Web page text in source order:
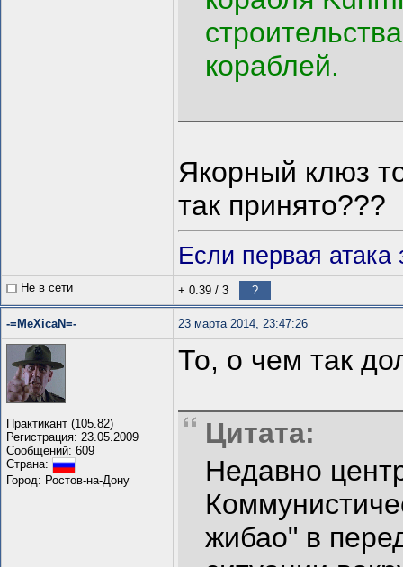
кораблей.
Якорный клюз
так принято???
Если первая
Не в сети + 0.39 / 3 ?
-=MeXicaN=- 23 марта 2014, 23:47:26
Практикант (105.82)
Регистрация: 23.05.2009
Сообщений: 609
Страна:
Город: Ростов-на-Дону
То, о чем так
Цитата:
Недавно
жибао" в